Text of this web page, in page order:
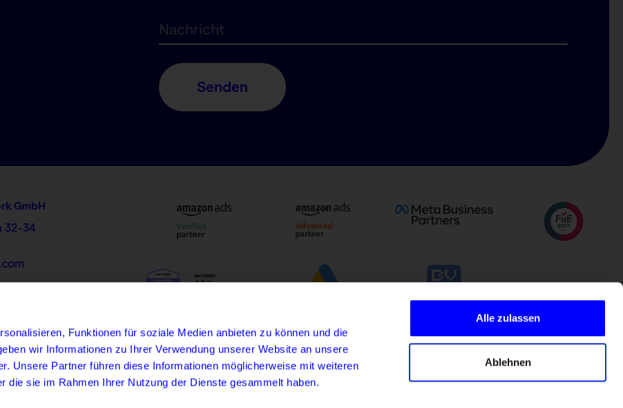
Funktionen für soziale Medien anbieten zu können und die
wir Informationen zu Ihrer Verwendung unserer Website an unsere
Unsere Partner führen diese Informationen möglicherweise mit weiteren
die sie im Rahmen Ihrer Nutzung der Dienste gesammelt haben.
Alle zulassen
Ablehnen
Senden
GmbH
32-34
TikTok Karriere Impressum Datenschutz (C) 2026